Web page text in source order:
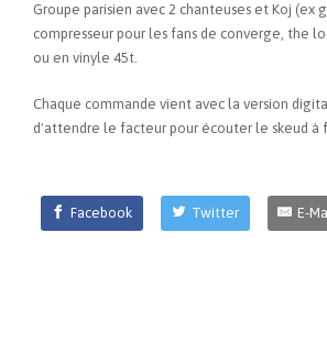
Groupe parisien avec 2 chanteuses et Koj
compresseur pour les fans de converge, the
ou en vinyle 45t.
Chaque commande vient avec la version
d'attendre le facteur pour écouter le skeud à
Facebook Twitter E-